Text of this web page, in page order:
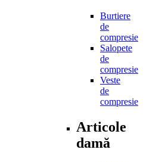
Burtiere
de
compresie
Salopete
de
compresie
Veste
de
compresie
Articole
damă